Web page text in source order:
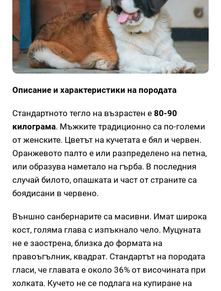
Описание и характеристики на породата
Стандартното тегло на възрастен е 80-90
килограма. Мъжките традиционно са по-големи
от женските. Цветът на кучетата е бял и червен.
Оранжевото палто е или разпределено на петна,
или образува наметало на гърба. В последния
случай билото, опашката и част от страните са
боядисани в червено.
Външно санбернарите са масивни. Имат широка
кост, голяма глава с изпъкнало чело. Муцуната
не е заострена, близка до формата на
правоъгълник, квадрат. Стандартът на породата
гласи, че главата е около 36% от височината при
холката. Кучето не се подлага на купиране на